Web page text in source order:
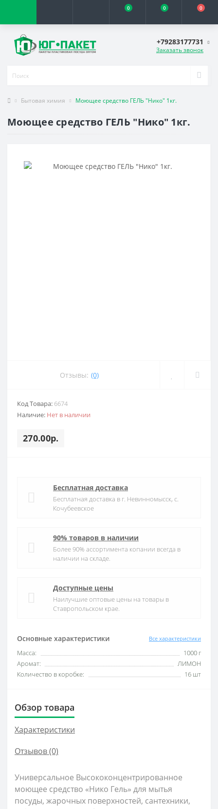
0 0 0
+79283177731
Заказать звонок
Бытовая химия Моющее средство ГЕЛЬ "Нико" 1кг.
Моющее средство ГЕЛЬ "Нико" 1кг.
Отзывы: (0)
Код Товара: 6674
Наличие: Нет в наличии
270.00р.
Основные характеристики Все характеристики
Масса:
1000 г
Аромат:
ЛИМОН
Количество в коробке:
16 шт
Бесплатная доставка
Бесплатная доставка в г. Невинномысск, с.
Кочубеевское
90% товаров в наличии
Более 90% ассортимента копании всегда в
наличии на складе.
Доступные цены
Наилучшие оптовые цены на товары в
Ставропольском крае.
Обзор товара
Характеристики
Отзывов (0)
Универсальное Высококонцентрированное
моющее средство «Нико Гель» для мытья
посуды, жарочных поверхностей, сантехники,